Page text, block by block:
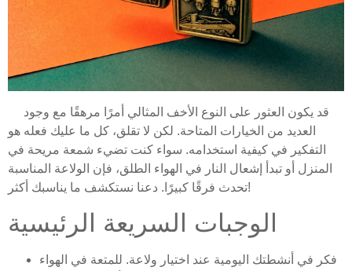
العديد من الخيارات المتاحة. لكن لا تقلق، كل ما عليك فعله هو
التفكير في كيفية استخدامه. سواء كنت تضيء شمعة مريحة في
المنزل أو تبدأ إشعال النار في الهواء الطلق، فإن الولاعة المناسبة
تحدث فرقًا كبيرًا. دعنا نستكشف ما يناسبك أكثر!
الوجبات السريعة الرئيسية
فكر في أنشطتك اليومية عند اختيار ولاعة. للمتعة في الهواء